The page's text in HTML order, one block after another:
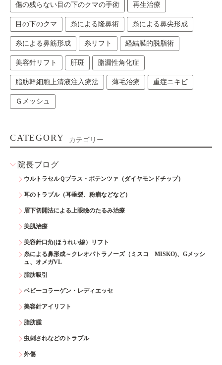
傷の残らない目の下のクマの手術 再生治療
目の下のクマ 糸による隆鼻術 糸による鼻尖形成
糸による鼻筋形成 糸リフト 経結膜的脱脂術
美容針リフト 肝斑 脂漏性角化症
脂肪幹細胞上清液注入療法 薄毛治療 重症ニキビ
Ｇメッシュ
CATEGORY カテゴリー
院長ブログ
ウルトラセルＱプラス・ポテンツァ（ダイヤモンドチップ）
耳のトラブル（耳垂裂、粉瘤などなど）
眉下切開法による上眼瞼のたるみ治療
美肌治療
美容針口角(ほうれい線）リフト
糸による鼻形成～クレオパトラノーズ（ミスコ MISKO)、Gメッシ
ュ、オメガVL
脂肪吸引
ベビーコラーゲン・レディエッセ
美容針アイリフト
脂肪腫
虫刺されなどのトラブル
外傷